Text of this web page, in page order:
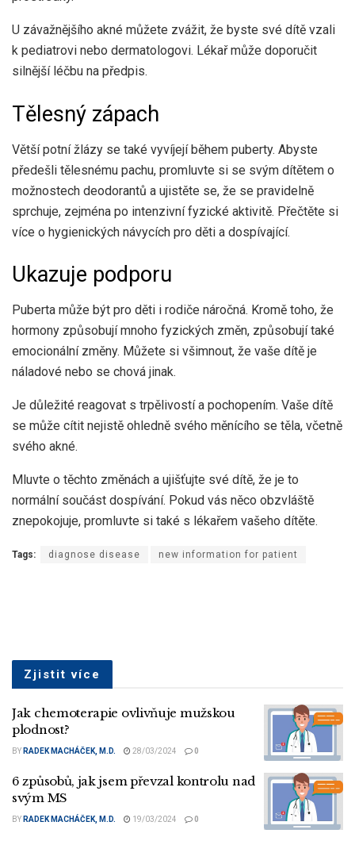
U závažnějšího akné můžete zvážit, že byste své dítě vzali
k pediatrovi nebo dermatologovi. Lékař může doporučit
silnější léčbu na předpis.
Tělesný zápach
Větší potní žlázy se také vyvíjejí během puberty. Abyste
předešli tělesnému pachu, promluvte si se svým dítětem o
možnostech deodorantů a ujistěte se, že se pravidelně
sprchuje, zejména po intenzivní fyzické aktivitě. Přečtěte si
více o hygienických návycích pro děti a dospívající.
Ukazuje podporu
Puberta může být pro děti i rodiče náročná. Kromě toho, že
hormony způsobují mnoho fyzických změn, způsobují také
emocionální změny. Můžete si všimnout, že vaše dítě je
náladové nebo se chová jinak.
Je důležité reagovat s trpělivostí a pochopením. Vaše dítě
se může cítit nejistě ohledně svého měnícího se těla, včetně
svého akné.
Mluvte o těchto změnách a ujišťujte své dítě, že je to
normální součást dospívání. Pokud vás něco obzvláště
znepokojuje, promluvte si také s lékařem vašeho dítěte.
Tags: diagnose disease new information for patient
Zjistit více
Jak chemoterapie ovlivňuje mužskou
plodnost?
BY RADEK MACHÁČEK, M.D. 28/03/2024 0
6 způsobů, jak jsem převzal kontrolu nad
svým MS
BY RADEK MACHÁČEK, M.D. 19/03/2024 0